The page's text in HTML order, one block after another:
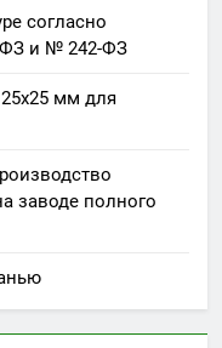
согласно
и № 242-ФЗ
мм для
заводе полного